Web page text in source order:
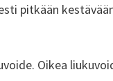
pitkään
Oikea